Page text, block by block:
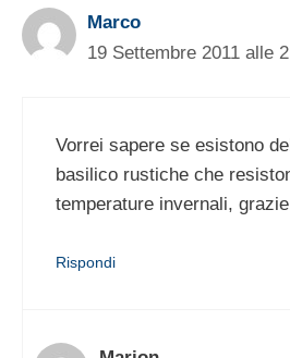
Marco
19 Settembre 2011 alle
Vorrei sapere se esistono
basilico rustiche che
temperature invernali,
Rispondi